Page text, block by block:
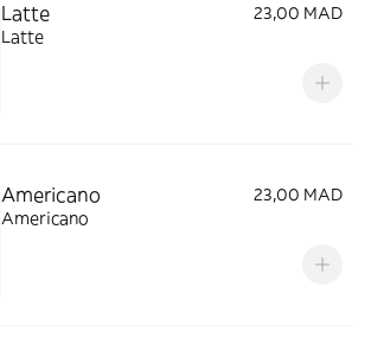
Latte
23,00 MAD
Latte
Americano
23,00 MAD
Americano